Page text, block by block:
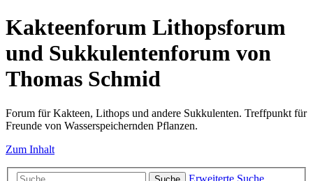
Kakteenforum Lithopsforum
und Sukkulentenforum von
Thomas Schmid
Forum für Kakteen, Lithops und andere Sukkulenten. Treffpunkt für
Freunde von Wasserspeichernden Pflanzen.
Zum Inhalt